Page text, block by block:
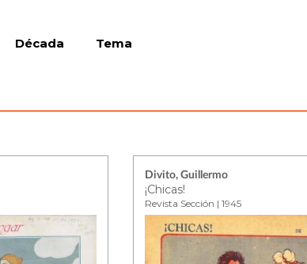
Década Tema
Divito, Guillermo
¡Chicas!
Revista Sección | 1945